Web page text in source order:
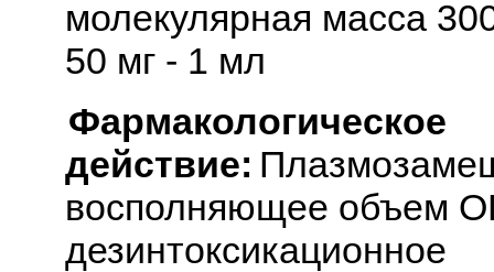
молекулярная масса
50 мг - 1 мл
Фармакологическое
действие:
восполняющее объем
дезинтоксикационное